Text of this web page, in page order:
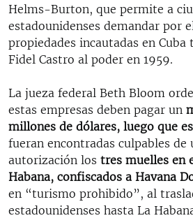
Helms-Burton, que permite a
estadounidenses demandar por
propiedades incautadas en Cuba
Fidel Castro al poder en 1959.
La jueza federal Beth Bloom
estas empresas deben pagar un
millones de dólares, luego que
fueran encontradas culpables
autorización los tres muelles en
Habana, confiscados a Havana
en “turismo prohibido”, al
estadounidenses hasta La